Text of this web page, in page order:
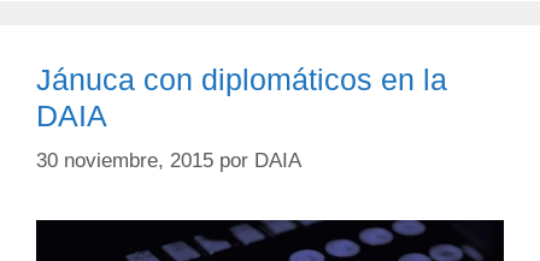
Jánuca con diplomáticos en la
DAIA
30 noviembre, 2015 por DAIA